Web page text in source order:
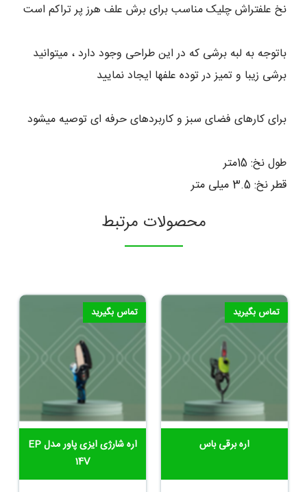
نخ علفتراش چلیک مناسب برای برش علف هرز پر تراکم است
باتوجه به لبه برشی که در این طراحی وجود دارد ، میتوانید
برشی زیبا و تمیز در توده علفها ایجاد نمایید
برای کارهای فضای سبز و کاربردهای حرفه ای توصیه میشود
طول نخ: 15متر
قطر نخ: 3.5 میلی متر
محصولات مرتبط
تماس بگیرید
اره شارژی ایزی پاور مدل EP
14V
تماس بگیرید
اره برقی باس